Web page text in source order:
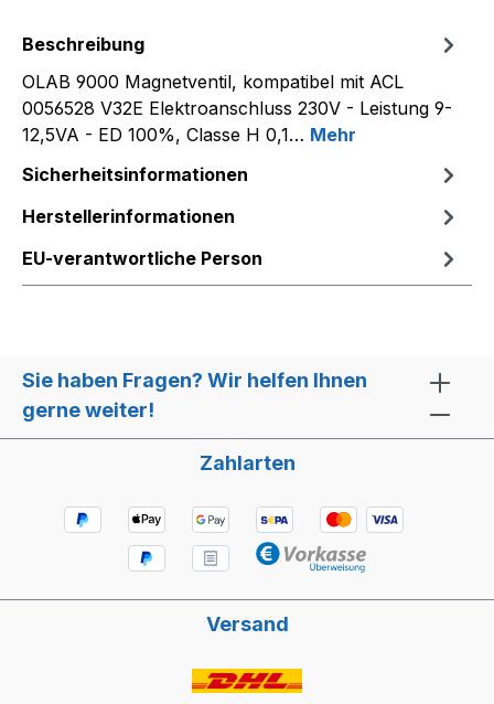
Beschreibung
OLAB 9000 Magnetventil, kompatibel mit ACL
0056528 V32E Elektroanschluss 230V - Leistung 9-
12,5VA - ED 100%, Classe H 0,1… Mehr
Sicherheitsinformationen
Herstellerinformationen
EU-verantwortliche Person
Sie haben Fragen? Wir helfen Ihnen
gerne weiter!
Zahlarten
Versand